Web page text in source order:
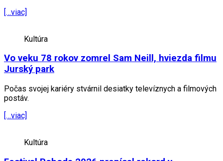
[…viac]
Kultúra
Vo veku 78 rokov zomrel Sam Neill, hviezda filmu
Jurský park
Počas svojej kariéry stvárnil desiatky televíznych a filmových
postáv.
[…viac]
Kultúra